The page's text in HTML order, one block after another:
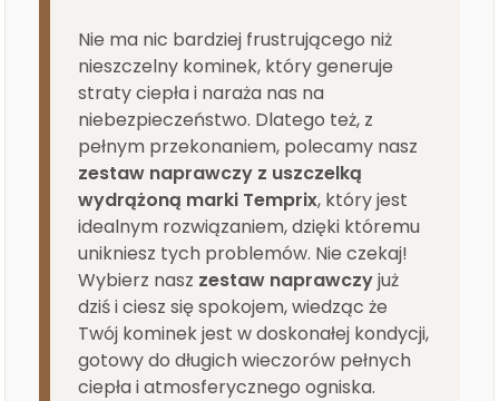
Nie ma nic bardziej frustrującego niż
nieszczelny kominek, który generuje
straty ciepła i naraża nas na
niebezpieczeństwo. Dlatego też, z
pełnym przekonaniem, polecamy nasz
zestaw naprawczy z uszczelką
wydrążoną marki Temprix, który jest
idealnym rozwiązaniem, dzięki któremu
unikniesz tych problemów. Nie czekaj!
Wybierz nasz zestaw naprawczyjuż
dziś i ciesz się spokojem, wiedząc że
Twój kominek jest w doskonałej kondycji,
gotowy do długich wieczorów pełnych
ciepła i atmosferycznego ogniska.